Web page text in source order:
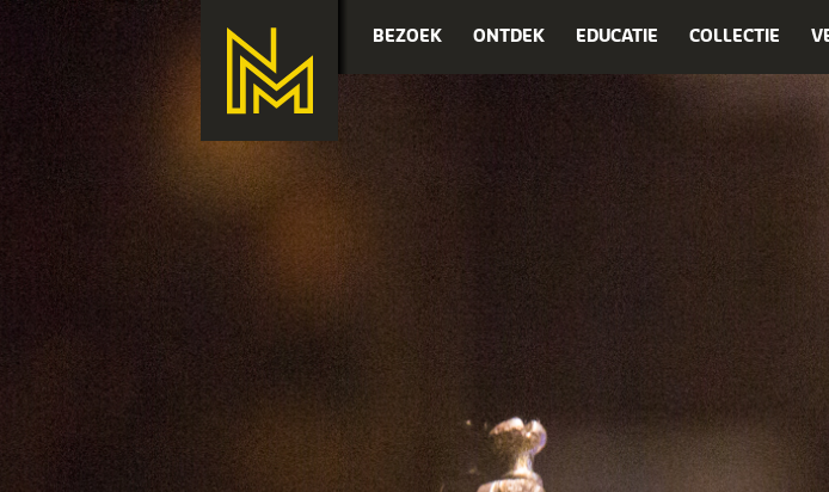
BEZOEK ONTDEK EDUCATIE COLLECTIE